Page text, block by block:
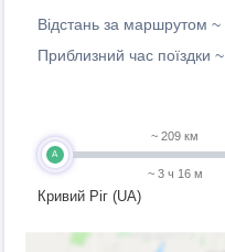
Відстань за маршрутом ~
Приблизний час поїздки ~
A
Кривий Ріг (UA)
~ 209 км
~ 3 ч 16 м